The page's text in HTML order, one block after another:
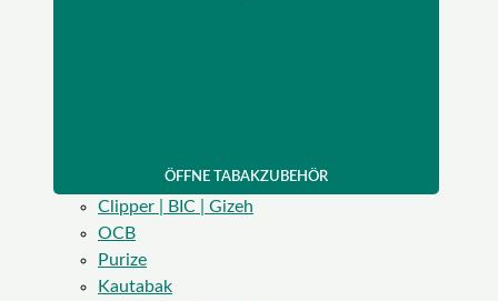
ÖFFNE TABAKZUBEHÖR
Clipper | BIC | Gizeh
OCB
Purize
Kautabak